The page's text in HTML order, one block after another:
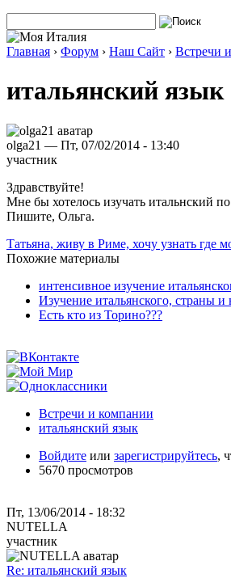
Главная › Форум › Наш Сайт › Встречи
итальянский язык
olga21 — Пт, 07/02/2014 - 13:40
участник
Здравствуйте!
Мне бы хотелось изучать итальнский
Пишите, Ольга.
Татьяна, живу в Риме, хочу узнать
Похожие материалы
интенсивноe изучениe
Изучение итальянского, страны и
Есть кто из Торино???
Встречи и компании
итальянский язык
Войдите или зарегистрируйтесь,
5670 просмотров
Пт, 13/06/2014 - 18:32
NUTELLA
участник
Re: итальянский язык